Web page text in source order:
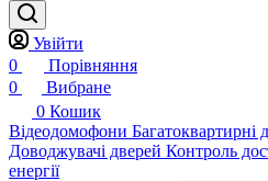
Увійти
0
Порівняння
0
Вибране
0 Кошик
Відеодомофони Багатоквартирні
Доводжувачі дверей Контроль
енергії